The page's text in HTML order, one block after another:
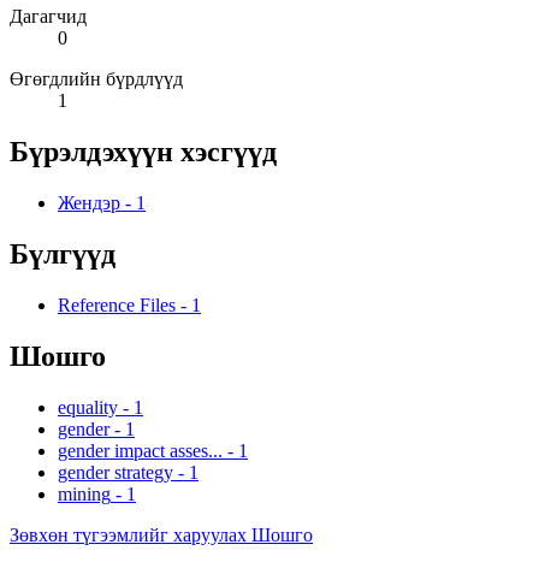
Дагагчид
0
Өгөгдлийн бүрдлүүд
1
Бүрэлдэхүүн хэсгүүд
Жендэр - 1
Бүлгүүд
Reference Files - 1
Шошго
equality - 1
gender - 1
gender impact asses... - 1
gender strategy - 1
mining - 1
Зөвхөн түгээмлийг харуулах Шошго